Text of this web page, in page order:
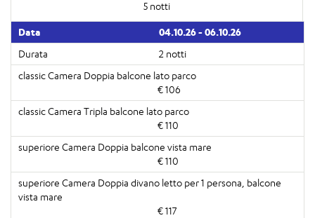
5 notti
04.10.26 - 06.10.26
2 notti
€ 106
€ 110
€ 110
€ 117